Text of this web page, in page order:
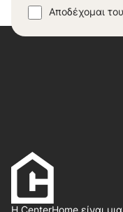
Αποδέχομαι
Η CenterHome είναι